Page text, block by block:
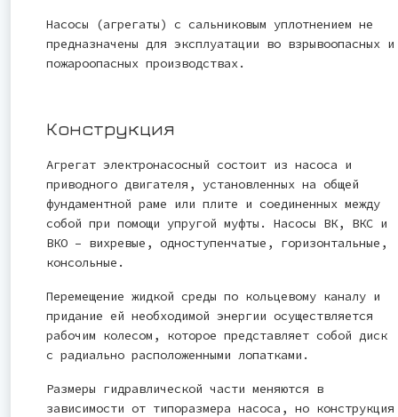
Насосы (агрегаты) с сальниковым уплотнением не
предназначены для эксплуатации во взрывоопасных и
пожароопасных производствах.
Конструкция
Агрегат электронасосный состоит из насоса и
приводного двигателя, установленных на общей
фундаментной раме или плите и соединенных между
собой при помощи упругой муфты. Насосы ВК, ВКС и
ВКО – вихревые, одноступенчатые, горизонтальные,
консольные.
Перемещение жидкой среды по кольцевому каналу и
придание ей необходимой энергии осуществляется
рабочим колесом, которое представляет собой диск
с радиально расположенными лопатками.
Размеры гидравлической части меняются в
зависимости от типоразмера насоса, но конструкция